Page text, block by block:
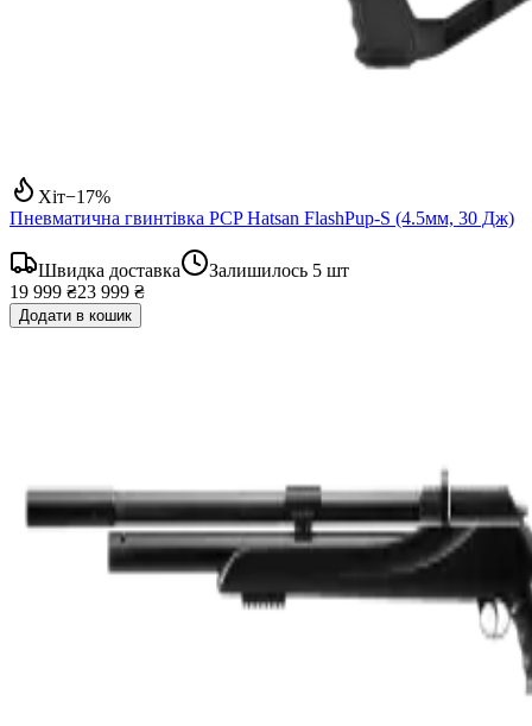
Хіт−17%
Пневматична гвинтівка PCP Hatsan FlashPup-S (4.5мм, 30 Дж)
Швидка доставка Залишилось 5 шт
19 999 ₴23 999 ₴
Додати в кошик